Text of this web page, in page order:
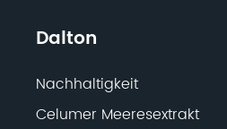
Dalton
Nachhaltigkeit
Celumer Meeresextrakt